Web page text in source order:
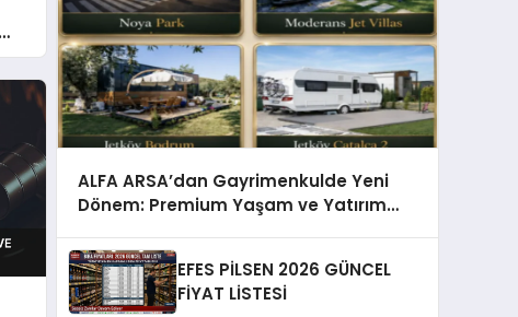
ALFA ARSA’dan Gayrimenkulde Yeni
Dönem: Premium Yaşam ve Yatırım
EFES PİLSEN 2026 GÜNCEL
FİYAT LİSTESİ